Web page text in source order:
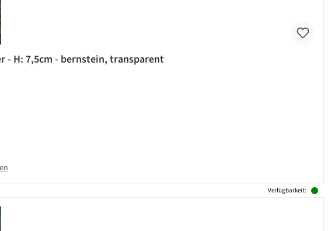
- H: 7,5cm - bernstein, transparent
Verfügbarkeit: